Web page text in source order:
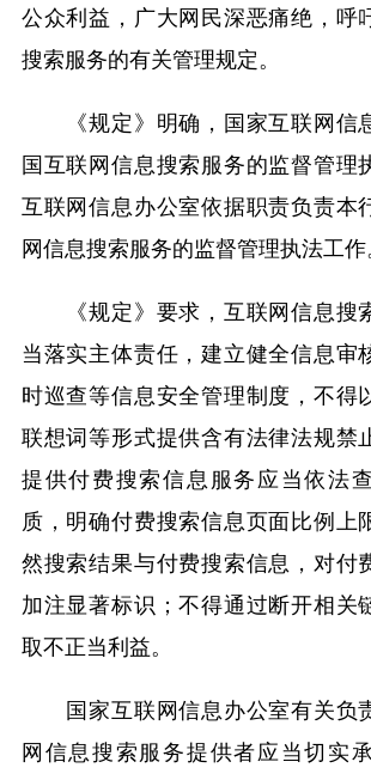
公众利益，广大网民深恶痛绝，呼
搜索服务的有关管理规定。
《规定》明确，国家互联网信
国互联网信息搜索服务的监督管理
互联网信息办公室依据职责负责本
网信息搜索服务的监督管理执法工作
《规定》要求，互联网信息搜
当落实主体责任，建立健全信息审
时巡查等信息安全管理制度，不得
联想词等形式提供含有法律法规禁
提供付费搜索信息服务应当依法
质，明确付费搜索信息页面比例上
然搜索结果与付费搜索信息，对付
加注显著标识；不得通过断开相关
取不正当利益。
国家互联网信息办公室有关负
网信息搜索服务提供者应当切实